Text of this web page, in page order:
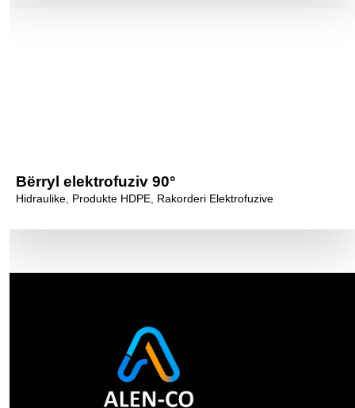
Bërryl elektrofuziv 90°
Hidraulike Produkte HDPE Rakorderi Elektrofuzive